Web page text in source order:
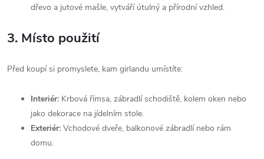
dřevo a jutové mašle, vytváří útulný a přírodní vzhled.
3. Místo použití
Před koupí si promyslete, kam girlandu umístíte:
Interiér: Krbová římsa, zábradlí schodiště, kolem oken nebo
jako dekorace na jídelním stole.
Exteriér: Vchodové dveře, balkonové zábradlí nebo rám
domu.